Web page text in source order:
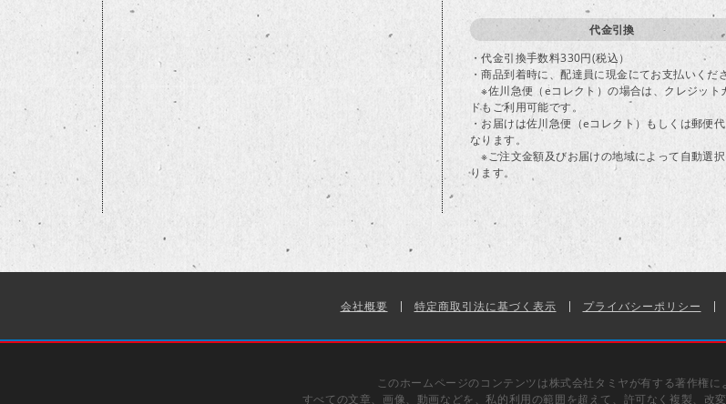
代金引換
・代金引換手数料330円(税込）
・商品到着時に、配達員に現金にてお支払いくだ
※佐川急便（eコレクト）の場合は、クレジット
ドもご利用可能です。
・お届けは佐川急便（eコレクト）もしくは郵便代
なります。
※ご注文金額及びお届けの地域によって自動選
ります。
会社概要 特定商取引法に基づく表示 プライバシーポリシー
このホームページのコンテンツは株式会社タミヤが有する著作権に
すべての文章、画像、動画などを、私的利用の範囲を超えて、許可なく複製、改